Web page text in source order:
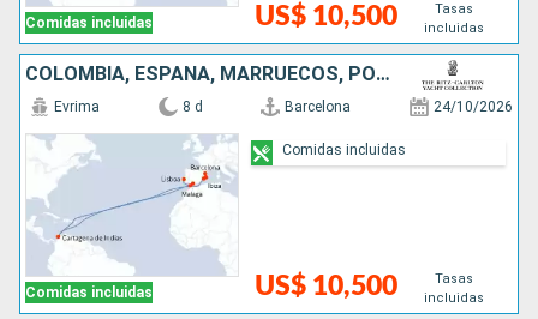
Comidas incluidas US$ 10,500
Tasas
incluidas
COLOMBIA, ESPAÑA, MARRUECOS, PORTUGAL
Comidas incluidas
Evrima 8 d Barcelona 24/10/2026
US$ 10,500
Tasas
incluidas
Comidas incluidas